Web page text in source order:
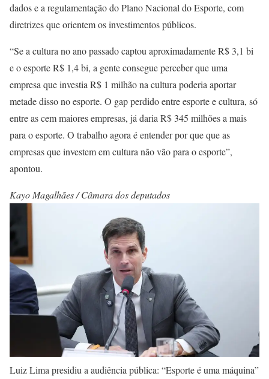
dados e a regulamentação do Plano Nacional do Esporte, com
diretrizes que orientem os investimentos públicos.
“Se a cultura no ano passado captou aproximadamente R$ 3,1 bi
e o esporte R$ 1,4 bi, a gente consegue perceber que uma
empresa que investia R$ 1 milhão na cultura poderia aportar
metade disso no esporte. O gap perdido entre esporte e cultura, só
entre as cem maiores empresas, já daria R$ 345 milhões a mais
para o esporte. O trabalho agora é entender por que que as
empresas que investem em cultura não vão para o esporte”,
apontou.
Kayo Magalhães / Câmara dos deputados
Luiz Lima presidiu a audiência pública: “Esporte é uma máquina”